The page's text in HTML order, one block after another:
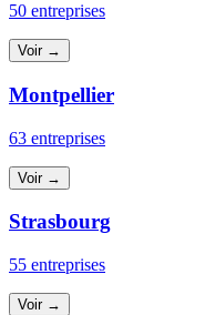
50 entreprises
Voir →
Montpellier
63 entreprises
Voir →
Strasbourg
55 entreprises
Voir →